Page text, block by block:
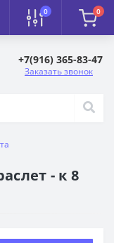
0 0
+7(916) 365-83-47
Заказать звонок
- к 8